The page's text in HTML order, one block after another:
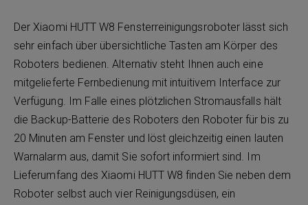
Der Xiaomi HUTT W8 Fensterreinigungsroboter lässt sich
sehr einfach über übersichtliche Tasten am Körper des
Roboters bedienen. Alternativ steht Ihnen auch eine
mitgelieferte Fernbedienung mit intuitivem Interface zur
Verfügung. Im Falle eines plötzlichen Stromausfalls hält
die Backup-Batterie des Roboters den Roboter für bis zu
20 Minuten am Fenster und löst gleichzeitig einen lauten
Warnalarm aus, damit Sie sofort informiert sind. Im
Lieferumfang des Xiaomi HUTT W8 finden Sie neben dem
Roboter selbst auch vier Reinigungsdüsen, ein